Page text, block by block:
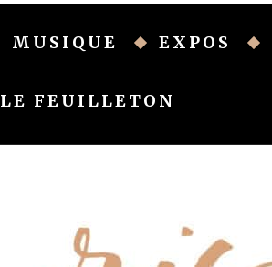
MUSIQUE EXPOS
LE FEUILLETON